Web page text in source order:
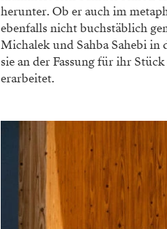
herunter. Ob er auch im
ebenfalls nicht buchstäblich
Michalek und Sahba Sahebi in
sie an der Fassung für ihr
erarbeitet.